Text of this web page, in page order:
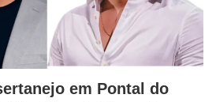
em Pontal do